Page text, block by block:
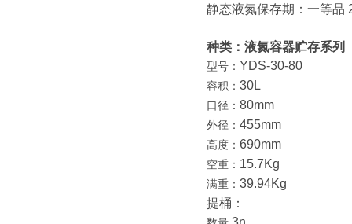
静态液氮保存期：一等品
种类：液氮容器贮存系列
型号： YDS-30-80
容积： 30L
口径： 80mm
外径： 455mm
高度： 690mm
空重： 15.7Kg
满重： 39.94Kg
提桶：